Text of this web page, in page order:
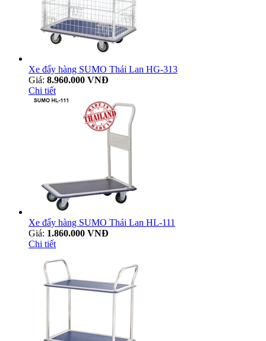
Xe đẩy hàng SUMO Thái Lan HG-313
Giá: 8.960.000 VNĐ
Chi tiết
Xe đẩy hàng SUMO Thái Lan HL-111
Giá: 1.860.000 VNĐ
Chi tiết